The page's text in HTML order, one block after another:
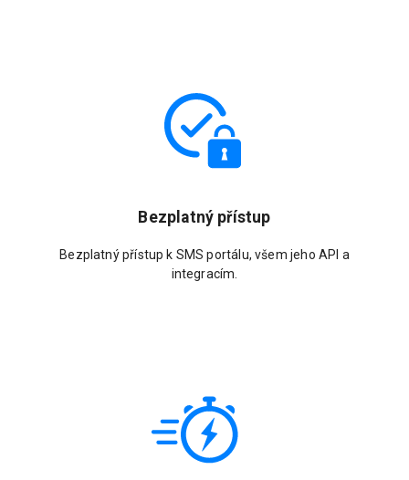
Bezplatný přístup
Bezplatný přístup k SMS portálu, všem jeho API a
integracím.